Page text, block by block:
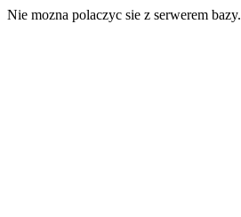
Nie mozna polaczyc sie z serwerem bazy.